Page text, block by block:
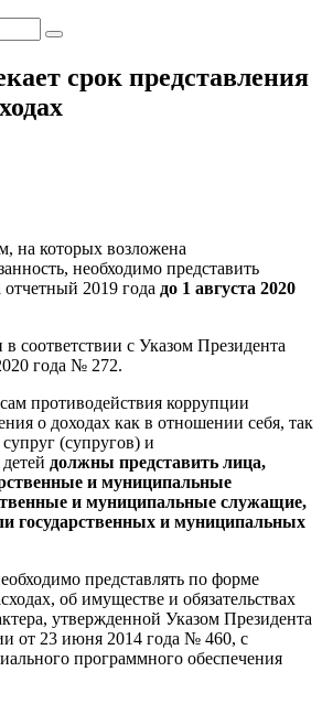
срок представления
на которых возложена
необходимо представить
отчетный 2019 года до 1 августа 2020
соответствии с Указом Президента
года № 272.
противодействия коррупции
о доходах как в отношении себя, так
(супругов) и
должны представить лица,
и муниципальные
и муниципальные служащие,
государственных и муниципальных
представлять по форме
об имуществе и обязательствах
утвержденной Указом Президента
от 23 июня 2014 года № 460, с
программного обеспечения